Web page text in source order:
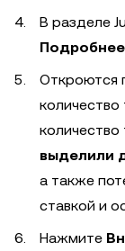
В разделе
Подробнее
Откроются
количество
количество
выделили
а также
ставкой и
Нажмите